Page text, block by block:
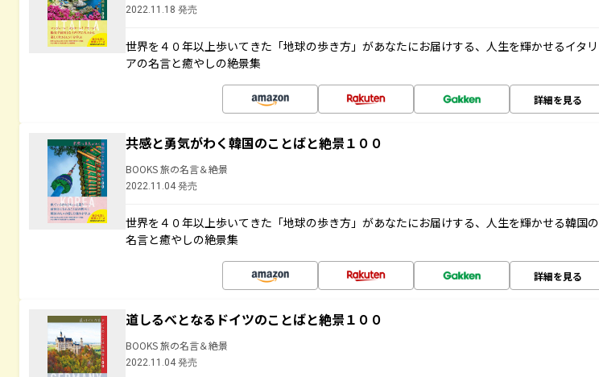
2022.11.18 発売
世界を４０年以上歩いてきた「地球の歩き方」があなたにお届けする、人生を輝かせるイタリ
アの名言と癒やしの絶景集
詳細を見る
共感と勇気がわく韓国のことばと絶景１００
BOOKS 旅の名言＆絶景
2022.11.04 発売
世界を４０年以上歩いてきた「地球の歩き方」があなたにお届けする、人生を輝かせる韓国の
名言と癒やしの絶景集
詳細を見る
道しるべとなるドイツのことばと絶景１００
BOOKS 旅の名言＆絶景
2022.11.04 発売